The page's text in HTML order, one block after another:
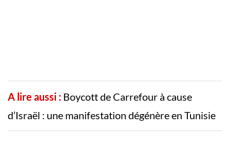
A lire aussi : Boycott de Carrefour à cause
d’Israël : une manifestation dégénère en Tunisie